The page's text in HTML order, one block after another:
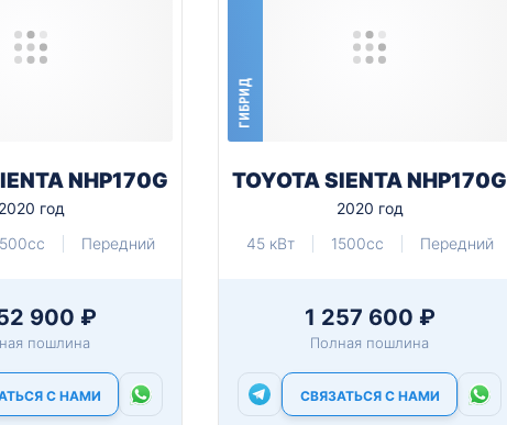
NHP170G
2020 год
Передний
900 ₽
пошлина
С НАМИ
ГИБРИД
TOYOTA SIENTA NHP170G
2020 год
45 кВт
1500cc Передний
1 257 600 ₽
Полная пошлина
СВЯЗАТЬСЯ С НАМИ